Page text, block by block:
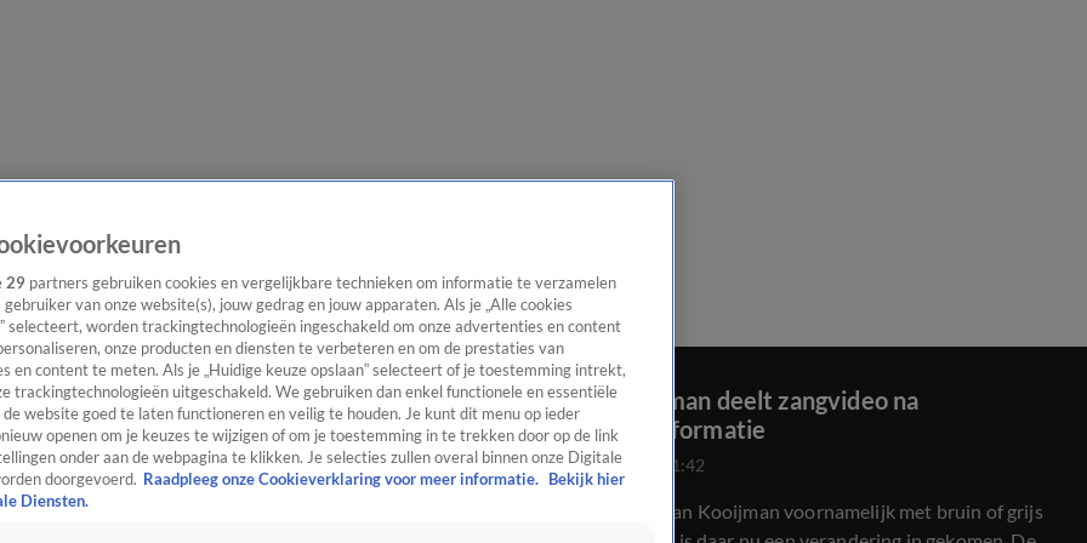
redactieNieuwsbrief
Jan Kooijman deelt zangvideo na
haartransformatie
7 juni 2026, 21:42
Hoewel we Jan Kooijman voornamelijk met bruin of grijs
29 partners gebruiken cookies en vergelijkbare technieken om informatie te verzamelen
gebruiker van onze website(s), jouw gedrag en jouw apparaten. Als je „Alle cookies
selecteert, worden trackingtechnologieën ingeschakeld om onze advertenties en content
onze producten en diensten te verbeteren en om de prestaties van
en content te meten. Als je „Huidige keuze opslaan” selecteert of je toestemming intrekt,
trackingtechnologieën uitgeschakeld. We gebruiken dan enkel functionele en essentiële
de website goed te laten functioneren en veilig te houden. Je kunt dit menu op ieder
openen om je keuzes te wijzigen of om je toestemming in te trekken door op de link
onder aan de webpagina te klikken. Je selecties zullen overal binnen onze Digitale
doorgevoerd. Raadpleeg onze Cookieverklaring voor meer informatie.
Bekijk hier
Diensten.